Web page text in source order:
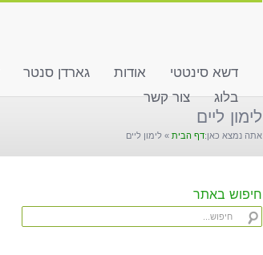
דשא סינטטי אודות גארדן סנטר
בלוג
צור קשר
לימון ליים
אתה נמצא כאן:דף הבית » לימון ליים
חיפוש באתר